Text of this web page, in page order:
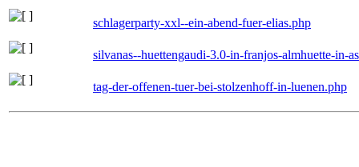
schlagerparty-xxl--ein-abend-fuer-elias.php
silvanas--huettengaudi-3.0-in-franjos-almhuette-in-
tag-der-offenen-tuer-bei-stolzenhoff-in-luenen.php